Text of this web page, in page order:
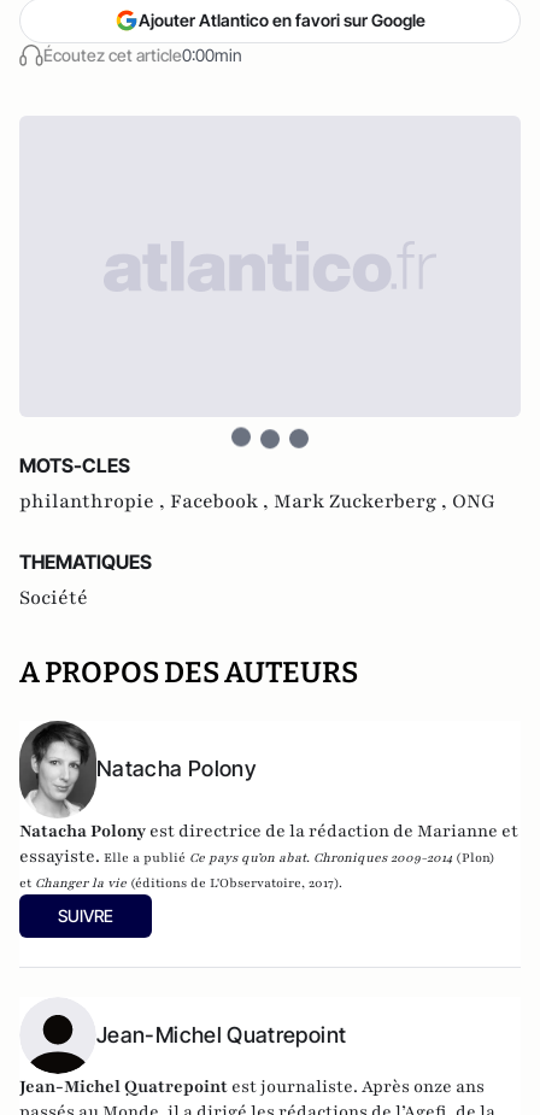
Écoutez cet article0:00min
Ajouter Atlantico en favori sur Google
MOTS-CLES
philanthropie , Facebook , Mark Zuckerberg , ONG
THEMATIQUES
Société
A PROPOS DES AUTEURS
Natacha Polony
Natacha Polony est directrice de la rédaction de Marianne et
essayiste. Elle a publié Ce pays qu’on abat. Chroniques 2009-2014 (Plon)
et Changer la vie (éditions de L'Observatoire, 2017).
SUIVRE
Jean-Michel Quatrepoint
Jean-Michel Quatrepoint est journaliste. Après onze ans